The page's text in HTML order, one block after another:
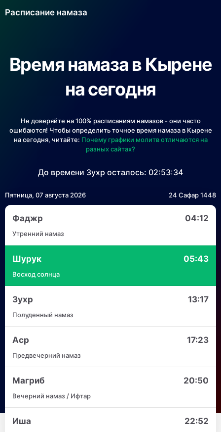
Расписание намаза
Время намаза в Кырене
на сегодня
Не доверяйте на 100% расписаниям намазов - они часто
ошибаются! Чтобы определить точное время намаза в Кырене
на сегодня, читайте: Почему графики молитв отличаются на
разных сайтах?
До времени Зухр осталось: 02:53:34
Пятница, 07 августа 2026 24 Сафар 1448
Фаджр 04:12
Утренний намаз
Шурук 05:43
Восход солнца
Зухр 13:17
Полуденный намаз
Аср 17:23
Предвечерний намаз
Магриб 20:50
Вечерний намаз / Ифтар
Иша 22:52